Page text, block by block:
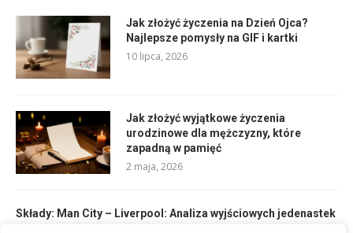
Jak złożyć życzenia na Dzień Ojca?
Najlepsze pomysły na GIF i kartki
10 lipca, 2026
Jak złożyć wyjątkowe życzenia
urodzinowe dla mężczyzny, które
zapadną w pamięć
2 maja, 2026
Składy: Man City – Liverpool: Analiza wyjściowych jedenastek